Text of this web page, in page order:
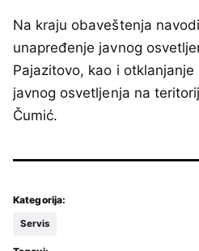
Na kraju obaveštenja
unapređenje javnog
Pajazitovo, kao i
javnog osvetljenja na
Čumić.
Kategorija:
Servis